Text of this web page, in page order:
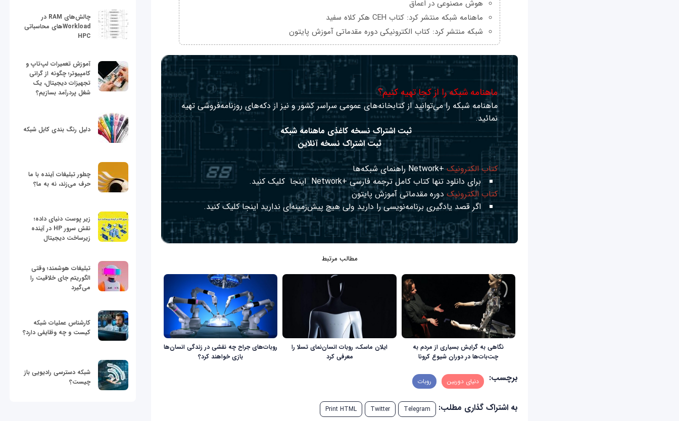
هوش مصنوعی در اعماق
ماهنامه شبکه منتشر کرد: کتاب CEH هکر کلاه سفید
شبکه منتشر کرد: کتاب الکترونیکی دوره مقدماتی آموزش پایتون
ماهنامه شبکه را از کجا تهیه کنیم؟
ماهنامه شبکه را می‌توانید از کتابخانه‌های عمومی سراسر کشور و نیز از دکه‌های روزنامه‌فروشی تهیه
نمائید.
ثبت اشتراک نسخه کاغذی ماهنامه شبکه
ثبت اشتراک نسخه آنلاین
کتاب الکترونیک+Network راهنمای شبکه‌ها
برای دانلود تنها کتاب کامل ترجمه فارسی +Network
اینجا کلیک کنید.
کتاب الکترونیک دوره مقدماتی آموزش پایتون
اگر قصد یادگیری برنامه‌نویسی را دارید ولی هیچ پیش‌زمینه‌ای ندارید اینجا کلیک کنید.
مطالب مرتبط
نگاهی به گرایش بسیاری از مردم به
چت‌بات‌ها در دوران شیوع کرونا
ایلان ماسک، روبات انسان‌نمای تسلا را
معرفی کرد
روبات‌های جراح چه نقشی در زندگی انسان‌ها
بازی خواهند کرد؟
برچسب: دنیای دوربین روبات
به اشتراک گذاری مطلب: Telegram
Twitter
Print HTML
چالش‌های RAM در
Workloadهای محاسباتی
HPC
آموزش تعمیرات لپ‌تاپ و
کامپیوتر؛ چگونه از گرانی
تجهیزات دیجیتال، یک
شغل پردرآمد بسازیم؟
دلیل رنگ بندی کابل شبکه
چطور تبلیغات آینده با ما
حرف می‌زند، نه به ما؟
زیر پوست دنیای داده؛
نقش سرور HP در آینده
زیرساخت دیجیتال
تبلیغات هوشمند؛ وقتی
الگوریتم جای خلاقیت را
می‌گیرد
کارشناس عملیات شبکه
کیست و چه وظایفی دارد؟
شبکه دسترسی رادیویی باز
چیست؟